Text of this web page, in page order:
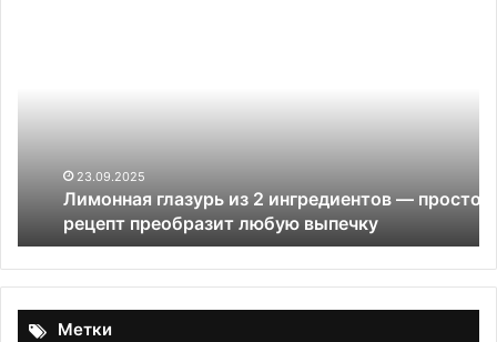
рецепт
преобразит
любую
выпечку
23.09.2025
Лимонная глазурь из 2 ингредиентов — простой
рецепт преобразит любую выпечку
Метки